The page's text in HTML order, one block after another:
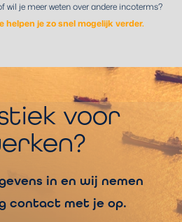
wil je meer weten over andere incoterms?
helpen je zo snel mogelijk verder.
voor
in en wij nemen
contact met je op.